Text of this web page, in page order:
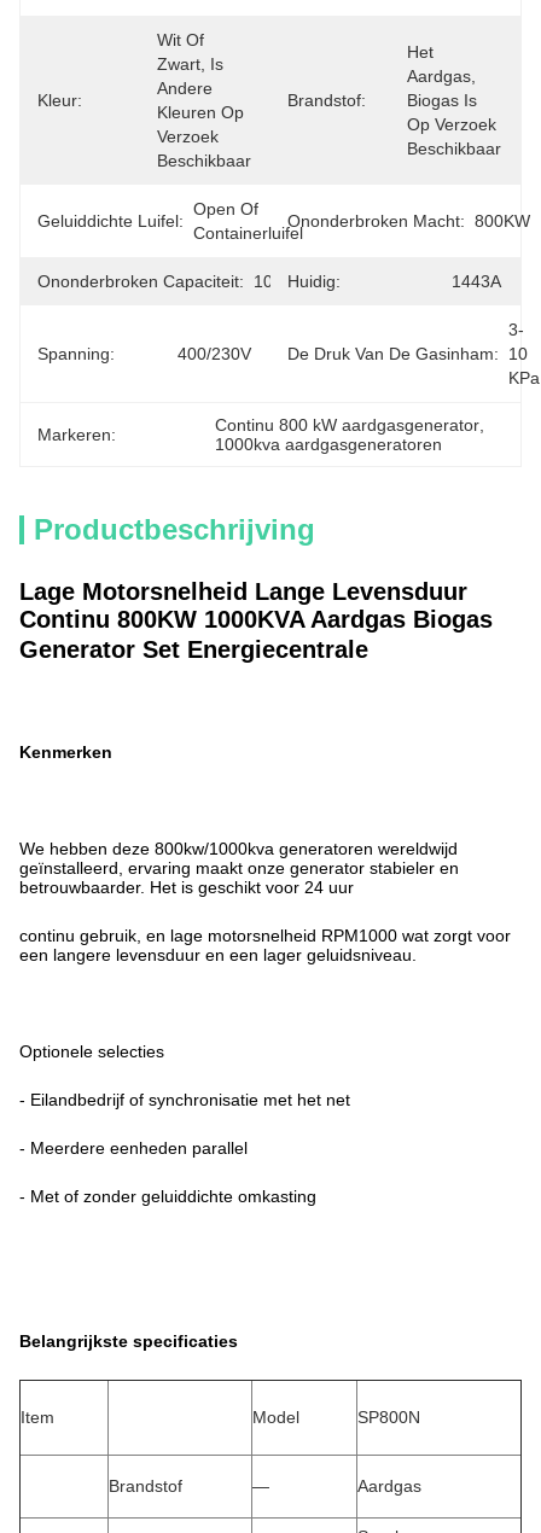
Kleur:
Wit Of
Zwart, Is
Andere
Kleuren Op
Verzoek
Beschikbaar
Brandstof:
Het
Aardgas,
Biogas Is
Op Verzoek
Beschikbaar
Geluiddichte Luifel:
Open Of
Containerluifel
Ononderbroken Macht: 800KW
Ononderbroken Capaciteit: 1000KVA
Huidig: 1443A
Spanning: 400/230V De Druk Van De Gasinham:
3-
10
KPa
Markeren: Continu 800 kW aardgasgenerator
1000kva aardgasgeneratoren
Productbeschrijving
Lage Motorsnelheid Lange Levensduur
Continu 800KW 1000KVA Aardgas Biogas
Generator Set Energiecentrale
Kenmerken
We hebben deze 800kw/1000kva generatoren wereldwijd
geïnstalleerd, ervaring maakt onze generator stabieler en
betrouwbaarder. Het is geschikt voor 24 uur
continu gebruik, en lage motorsnelheid RPM1000 wat zorgt voor
een langere levensduur en een lager geluidsniveau.
Optionele selecties
- Eilandbedrijf of synchronisatie met het net
- Meerdere eenheden parallel
- Met of zonder geluiddichte omkasting
Belangrijkste specificaties
Item Model SP800N
Brandstof — Aardgas